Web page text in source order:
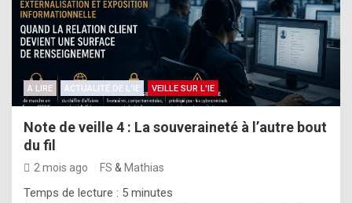
A LIRE ACTUALITÉ DE L'IE VEILLE SUR L'IE
Note de veille 4 : La souveraineté à l’autre bout
du fil
2 mois ago FS & Mathias
Temps de lecture : 5 minutes